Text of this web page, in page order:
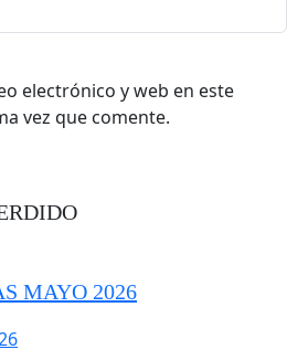
electrónico y web en este
vez que comente.
MAYO 2026